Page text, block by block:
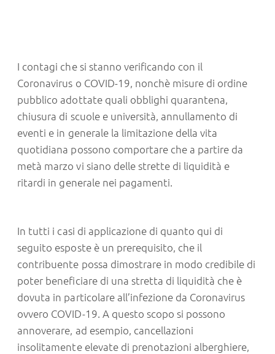
I contagi che si stanno verificando con il
Coronavirus o COVID-19, nonchè misure di ordine
pubblico adottate quali obblighi quarantena,
chiusura di scuole e università, annullamento di
eventi e in generale la limitazione della vita
quotidiana possono comportare che a partire da
metà marzo vi siano delle strette di liquidità e
ritardi in generale nei pagamenti.
In tutti i casi di applicazione di quanto qui di
seguito esposte è un prerequisito, che il
contribuente possa dimostrare in modo credibile di
poter beneficiare di una stretta di liquidità che è
dovuta in particolare all’infezione da Coronavirus
ovvero COVID-19. A questo scopo si possono
annoverare, ad esempio, cancellazioni
insolitamente elevate di prenotazioni alberghiere,